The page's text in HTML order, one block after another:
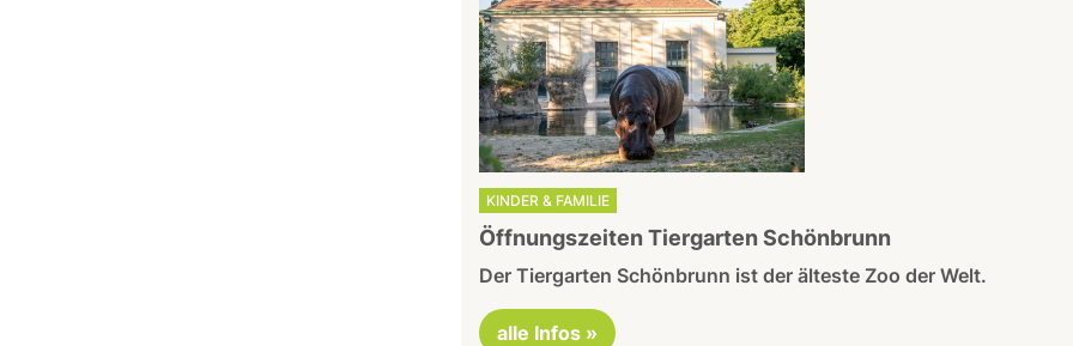
KINDER & FAMILIE
Öffnungszeiten Tiergarten Schönbrunn
Der Tiergarten Schönbrunn ist der älteste Zoo der Welt.
alle Infos »